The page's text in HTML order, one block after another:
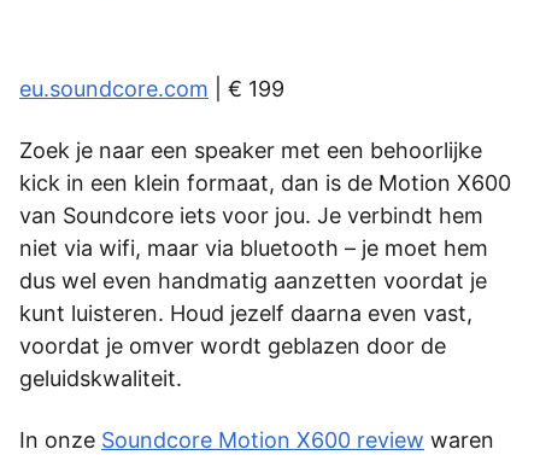
eu.soundcore.com | € 199
Zoek je naar een speaker met een behoorlijke
kick in een klein formaat, dan is de Motion X600
van Soundcore iets voor jou. Je verbindt hem
niet via wifi, maar via bluetooth – je moet hem
dus wel even handmatig aanzetten voordat­­­­ je
kunt luisteren. Houd jezelf daarna even vast,
voordat je omver wordt geblazen door de
geluidskwaliteit.
In onze Soundcore Motion X600 review waren